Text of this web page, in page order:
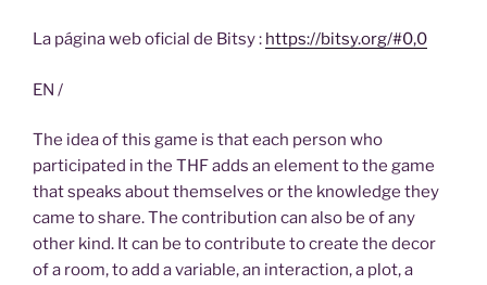
La página web oficial de Bitsy : https://bitsy.org/#0,0
EN /
The idea of this game is that each person who
participated in the THF adds an element to the game
that speaks about themselves or the knowledge they
came to share. The contribution can also be of any
other kind. It can be to contribute to create the decor
of a room, to add a variable, an interaction, a plot, a